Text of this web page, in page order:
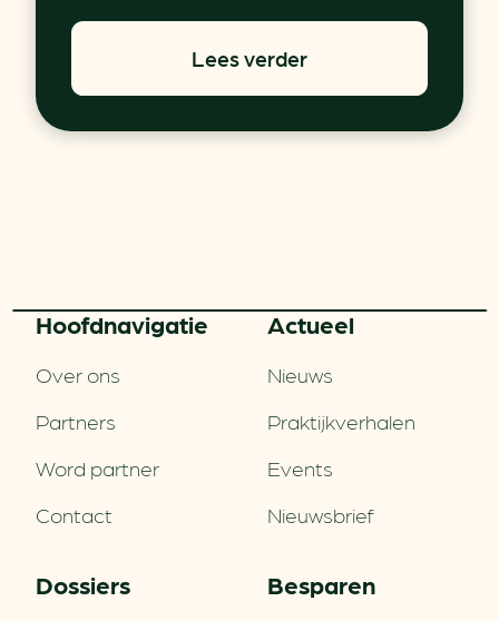
Lees verder
Hoofd­navigatie
Over ons
Partners
Word partner
Contact
Actueel
Nieuws
Praktijkverhalen
Events
Nieuwsbrief
Dossiers Besparen